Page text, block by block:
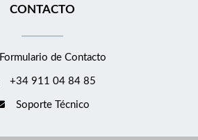
CONTACTO
Formulario de Contacto
+34 911 04 84 85
Soporte Técnico